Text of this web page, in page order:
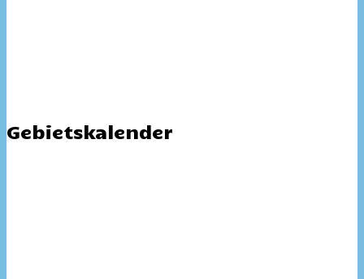
Gebietskalender